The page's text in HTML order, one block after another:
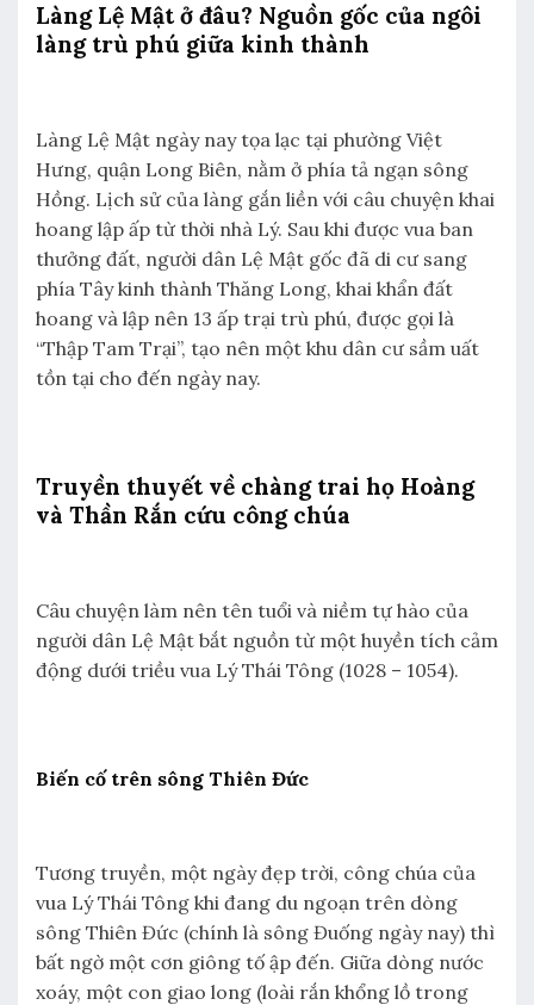
Làng Lệ Mật ở đâu? Nguồn gốc của ngôi
làng trù phú giữa kinh thành
Làng Lệ Mật ngày nay tọa lạc tại phường Việt
Hưng, quận Long Biên, nằm ở phía tả ngạn sông
Hồng. Lịch sử của làng gắn liền với câu chuyện khai
hoang lập ấp từ thời nhà Lý. Sau khi được vua ban
thưởng đất, người dân Lệ Mật gốc đã di cư sang
phía Tây kinh thành Thăng Long, khai khẩn đất
hoang và lập nên 13 ấp trại trù phú, được gọi là
“Thập Tam Trại”, tạo nên một khu dân cư sầm uất
tồn tại cho đến ngày nay.
Truyền thuyết về chàng trai họ Hoàng
và Thần Rắn cứu công chúa
Câu chuyện làm nên tên tuổi và niềm tự hào của
người dân Lệ Mật bắt nguồn từ một huyền tích cảm
động dưới triều vua Lý Thái Tông (1028 – 1054).
Biến cố trên sông Thiên Đức
Tương truyền, một ngày đẹp trời, công chúa của
vua Lý Thái Tông khi đang du ngoạn trên dòng
sông Thiên Đức (chính là sông Đuống ngày nay) thì
bất ngờ một cơn giông tố ập đến. Giữa dòng nước
xoáy, một con giao long (loài rắn khổng lồ trong